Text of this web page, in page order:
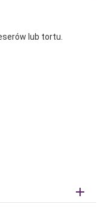
lub tortu.